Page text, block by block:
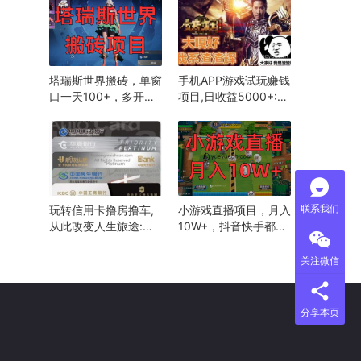
塔瑞斯世界搬砖，单窗
口一天100+，多开发
手机APP游戏试玩赚钱
项目,日收益5000+:明
玩转信用卡撸房撸车,
从此改变人生旅途:美
小游戏直播项目，月入
10W+，抖音快手都可
联系我们
关注微信
分享本页